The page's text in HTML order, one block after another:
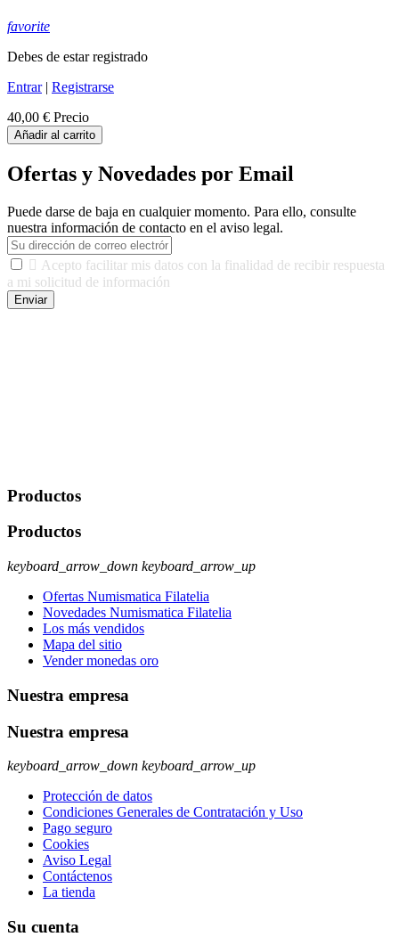
favorite
Debes de estar registrado
Entrar| Registrarse
40,00 € Precio
Añadir al carrito
Ofertas y Novedades por Email
Puede darse de baja en cualquier momento. Para ello, consulte
nuestra información de contacto en el aviso legal.
 Acepto facilitar mis datos con la finalidad de recibir respuesta
a mi solicitud de información
Enviar
Productos
Productos
keyboard_arrow_down keyboard_arrow_up
Ofertas Numismatica Filatelia
Novedades Numismatica Filatelia
Los más vendidos
Mapa del sitio
Vender monedas oro
Nuestra empresa
Nuestra empresa
keyboard_arrow_down keyboard_arrow_up
Protección de datos
Condiciones Generales de Contratación y Uso
Pago seguro
Cookies
Aviso Legal
Contáctenos
La tienda
Su cuenta